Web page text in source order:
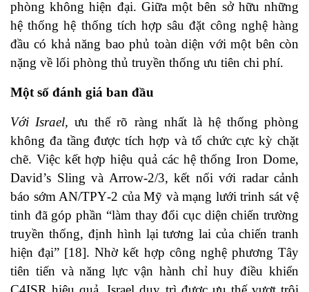
phòng không hiện đại. Giữa một bên sở hữu những
hệ thống hệ thống tích hợp sâu đặt công nghệ hàng
đầu có khả năng bao phủ toàn diện với một bên còn
nặng về lối phòng thủ truyền thống ưu tiên chi phí.
Một số đánh giá ban đầu
Với Israel,ưu thế rõ ràng nhất là hệ thống phòng
không đa tầng được tích hợp và tổ chức cực kỳ chặt
chẽ. Việc kết hợp hiệu quả các hệ thống Iron Dome,
David’s Sling và Arrow-2/3, kết nối với radar cảnh
báo sớm AN/TPY‑2 của Mỹ và mạng lưới trinh sát vệ
tinh đã góp phần “làm thay đổi cục diện chiến trường
truyền thống, định hình lại tương lai của chiến tranh
hiện đại” [18]. Nhờ kết hợp công nghệ phương Tây
tiên tiến và năng lực vận hành chỉ huy điều khiển